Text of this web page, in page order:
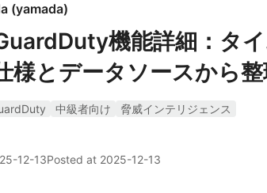
(yamada)
機能詳細：タ
様とデータソースから
中級者向け
脅威インテリジェンス
12-13Posted at 2025-12-13